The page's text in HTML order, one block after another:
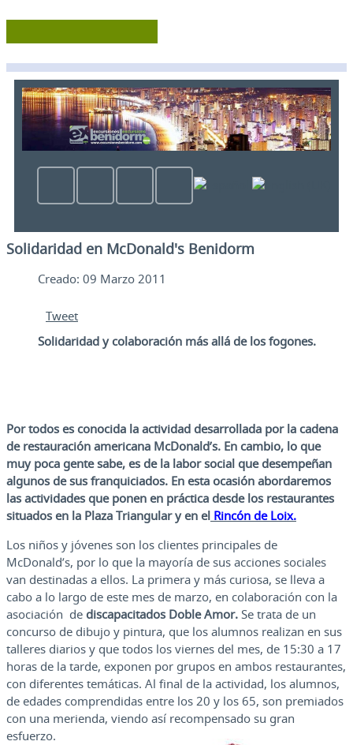
Solidaridad en McDonald's Benidorm
Creado: 09 Marzo 2011
Tweet
Solidaridad y colaboración más allá de los fogones.
Por todos es conocida la actividad desarrollada por la cadena
de restauración americana McDonald’s. En cambio, lo que
muy poca gente sabe, es de la labor social que desempeñan
algunos de sus franquiciados. En esta ocasión abordaremos
las actividades que ponen en práctica desde los restaurantes
situados en la Plaza Triangular y en el Rincón de Loix.
Los niños y jóvenes son los clientes principales de
McDonald’s, por lo que la mayoría de sus acciones sociales
van destinadas a ellos. La primera y más curiosa, se lleva a
cabo a lo largo de este mes de marzo, en colaboración con la
asociación de discapacitados Doble Amor. Se trata de un
concurso de dibujo y pintura, que los alumnos realizan en sus
talleres diarios y que todos los viernes del mes, de 15:30 a 17
horas de la tarde, exponen por grupos en ambos restaurantes,
con diferentes temáticas. Al final de la actividad, los alumnos,
de edades comprendidas entre los 20 y los 65, son premiados
con una merienda, viendo así recompensado su gran
esfuerzo.